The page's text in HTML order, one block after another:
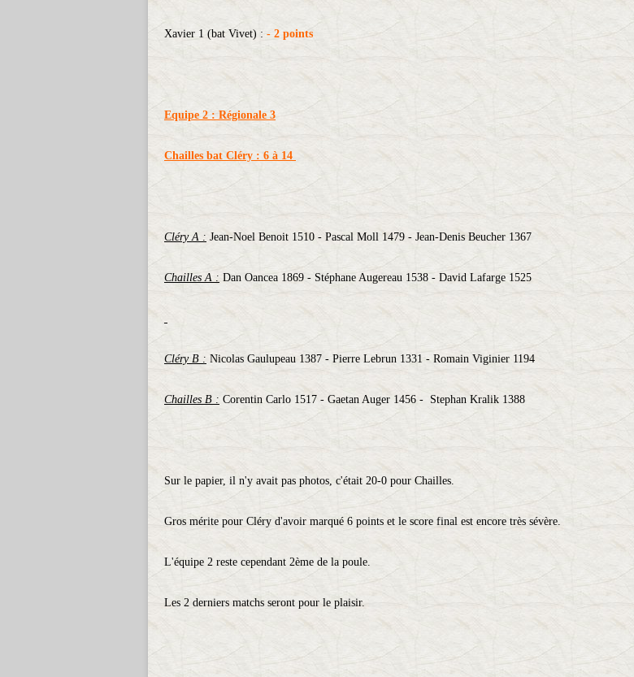
Xavier 1 (bat Vivet) : - 2 points
Equipe 2 : Régionale 3
Chailles bat Cléry : 6 à 14
Cléry A : Jean-Noel Benoit 1510 - Pascal Moll 1479 - Jean-Denis Beucher 1367
Chailles A : Dan Oancea 1869 - Stéphane Augereau 1538 - David Lafarge 1525
Cléry B : Nicolas Gaulupeau 1387 - Pierre Lebrun 1331 - Romain Viginier 1194
Chailles B : Corentin Carlo 1517 - Gaetan Auger 1456 - Stephan Kralik 1388
Sur le papier, il n'y avait pas photos, c'était 20-0 pour Chailles.
Gros mérite pour Cléry d'avoir marqué 6 points et le score final est encore très sévère.
L'équipe 2 reste cependant 2ème de la poule.
Les 2 derniers matchs seront pour le plaisir.